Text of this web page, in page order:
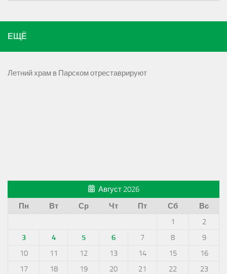
ЕЩЁ
Летний храм в Парском отреставрируют
Август 2026
Пн
Вт Ср Чт Пт Сб
Вс
1
2
3
4 5 6 7 8
9
10
11 12 13 14 15
16
17
18 19 20 21 22
23